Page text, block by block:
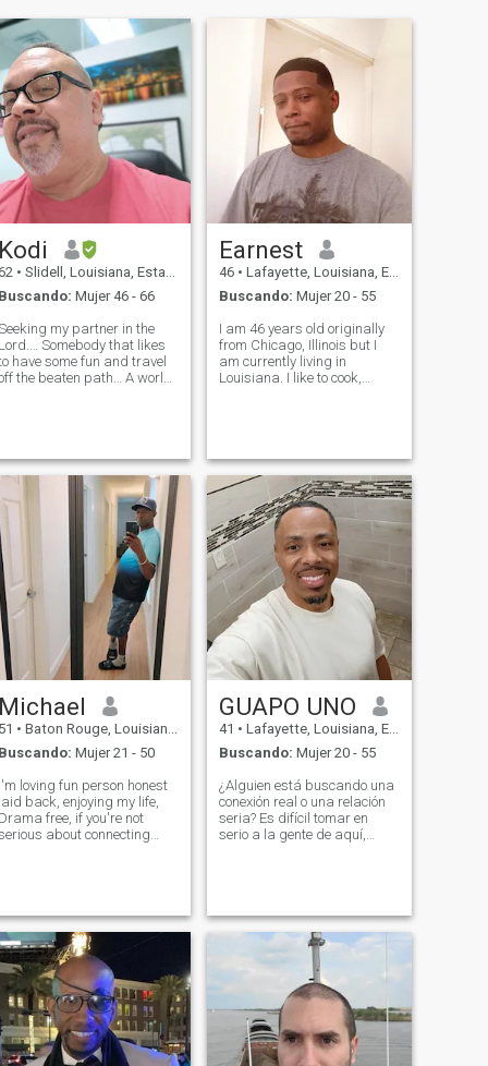
Kodi
• Slidell, Louisiana, Estados Unidos
Buscando: Mujer 46 - 66
my partner in the
Lord.… Somebody that likes
have some fun and travel
the beaten path… A world
the New Orleans area..
Earnest
46 • Lafayette, Louisiana, Estados Unidos
Buscando: Mujer 20 - 55
I am 46 years old originally
from Chicago, Illinois but I
am currently living in
Louisiana. I like to cook,
entrepreneur and more. I am
single with
Michael
51 • Baton Rouge, Louisiana, Estados Unidos
Buscando: Mujer 21 - 50
I'm loving fun person honest
laid back, enjoying my life,
Drama free, if you're not
about connecting
let act like it, God
GUAPO UNO
41 • Lafayette, Louisiana, Estados Unidos
Buscando: Mujer 20 - 55
¿Alguien está buscando una
conexión real o una relación
seria? Es difícil tomar en
serio a la gente de aquí,
tiempo de aire, dinero para
la comida, el dinero para
esto y aquello. 🙄 Por favor si
eres una de estas personas
no me contactes en absoluto.
Si no eres la mujer en la foto o
las fotos que tienes en tu
perfil, un estafador o querer
dinero no me afecta. No